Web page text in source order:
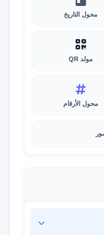
محول التاريخ
مولد QR
محول الأرقام